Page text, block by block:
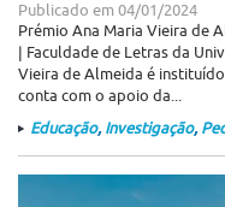
Publicado em 04/01/2024
Prémio Ana Maria Vieira de
| Faculdade de Letras da
Vieira de Almeida é
conta com o apoio da...
Educação, Investigação,